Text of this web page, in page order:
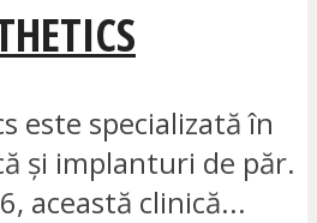
este specializată în
și implanturi de păr.
această clinică...